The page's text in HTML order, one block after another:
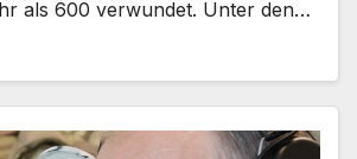
als 600 verwundet. Unter den…